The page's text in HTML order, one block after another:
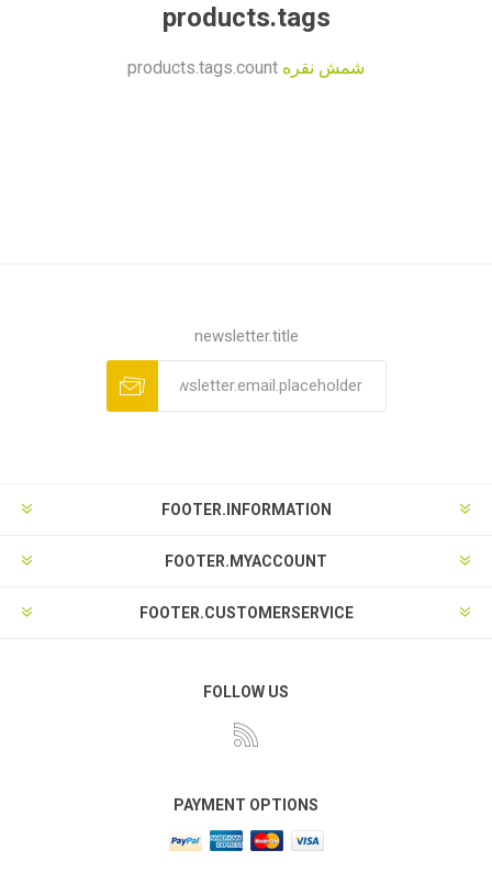
products.tags
شمش نقره products.tags.count
newsletter.title
FOOTER.INFORMATION
FOOTER.MYACCOUNT
FOOTER.CUSTOMERSERVICE
FOLLOW US
PAYMENT OPTIONS